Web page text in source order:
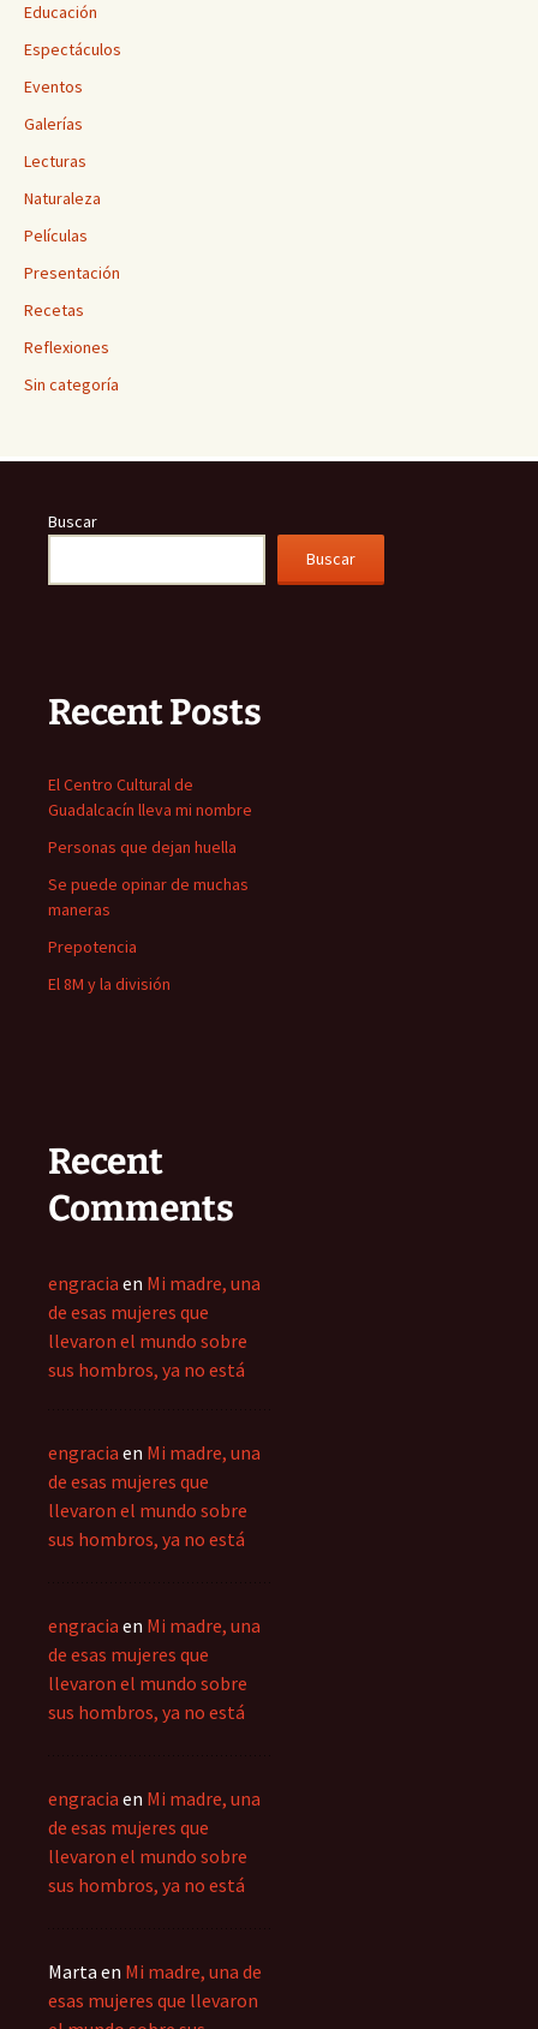
Educación
Espectáculos
Eventos
Galerías
Lecturas
Naturaleza
Películas
Presentación
Recetas
Reflexiones
Sin categoría
Buscar
Buscar
Recent Posts
El Centro Cultural de
Guadalcacín lleva mi nombre
Personas que dejan huella
Se puede opinar de muchas
maneras
Prepotencia
El 8M y la división
Recent
Comments
engracia en Mi madre, una
de esas mujeres que
llevaron el mundo sobre
sus hombros, ya no está
engracia en Mi madre, una
de esas mujeres que
llevaron el mundo sobre
sus hombros, ya no está
engracia en Mi madre, una
de esas mujeres que
llevaron el mundo sobre
sus hombros, ya no está
engracia en Mi madre, una
de esas mujeres que
llevaron el mundo sobre
sus hombros, ya no está
Marta en Mi madre, una de
esas mujeres que llevaron